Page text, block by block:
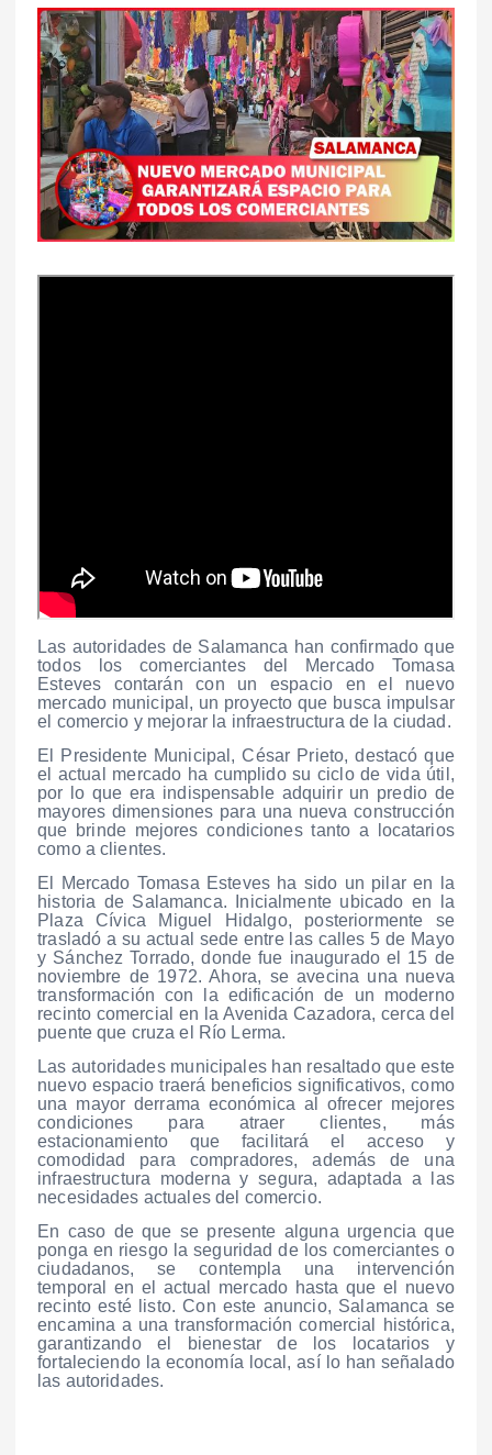
Las autoridades de Salamanca han confirmado que
todos los comerciantes del Mercado Tomasa
Esteves contarán con un espacio en el nuevo
mercado municipal, un proyecto que busca impulsar
el comercio y mejorar la infraestructura de la ciudad.
El Presidente Municipal, César Prieto, destacó que
el actual mercado ha cumplido su ciclo de vida útil,
por lo que era indispensable adquirir un predio de
mayores dimensiones para una nueva construcción
que brinde mejores condiciones tanto a locatarios
como a clientes.
El Mercado Tomasa Esteves ha sido un pilar en la
historia de Salamanca. Inicialmente ubicado en la
Plaza Cívica Miguel Hidalgo, posteriormente se
trasladó a su actual sede entre las calles 5 de Mayo
y Sánchez Torrado, donde fue inaugurado el 15 de
noviembre de 1972. Ahora, se avecina una nueva
transformación con la edificación de un moderno
recinto comercial en la Avenida Cazadora, cerca del
puente que cruza el Río Lerma.
Las autoridades municipales han resaltado que este
nuevo espacio traerá beneficios significativos, como
una mayor derrama económica al ofrecer mejores
condiciones para atraer clientes, más
estacionamiento que facilitará el acceso y
comodidad para compradores, además de una
infraestructura moderna y segura, adaptada a las
necesidades actuales del comercio.
En caso de que se presente alguna urgencia que
ponga en riesgo la seguridad de los comerciantes o
ciudadanos, se contempla una intervención
temporal en el actual mercado hasta que el nuevo
recinto esté listo. Con este anuncio, Salamanca se
encamina a una transformación comercial histórica,
garantizando el bienestar de los locatarios y
fortaleciendo la economía local, así lo han señalado
las autoridades.